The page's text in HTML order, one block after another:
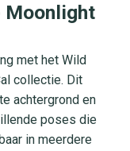
Moonlight
met het Wild
collectie. Dit
achtergrond en
poses die
in meerdere